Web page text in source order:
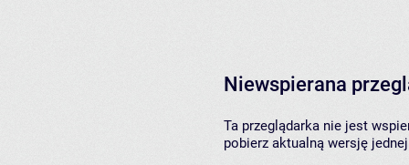
Niewspierana
Ta przeglądarka nie jest
pobierz aktualną wersję